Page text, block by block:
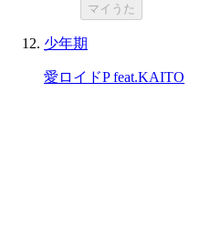
マイうた
少年期
愛ロイドP feat.KAITO